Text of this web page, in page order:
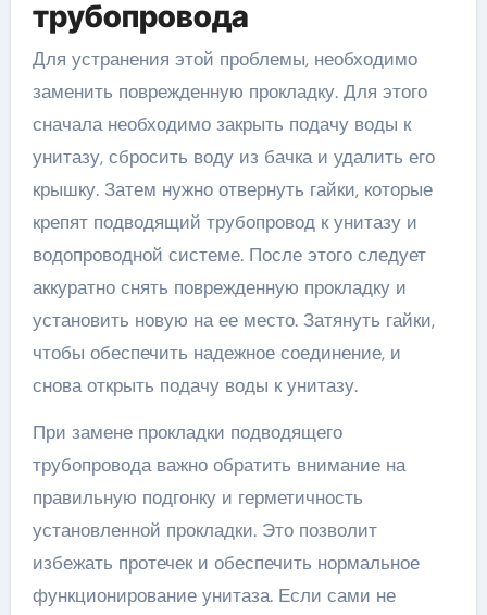
трубопровода
Для устранения этой проблемы, необходимо
заменить поврежденную прокладку. Для этого
сначала необходимо закрыть подачу воды к
унитазу, сбросить воду из бачка и удалить его
крышку. Затем нужно отвернуть гайки, которые
крепят подводящий трубопровод к унитазу и
водопроводной системе. После этого следует
аккуратно снять поврежденную прокладку и
установить новую на ее место. Затянуть гайки,
чтобы обеспечить надежное соединение, и
снова открыть подачу воды к унитазу.
При замене прокладки подводящего
трубопровода важно обратить внимание на
правильную подгонку и герметичность
установленной прокладки. Это позволит
избежать протечек и обеспечить нормальное
функционирование унитаза. Если сами не